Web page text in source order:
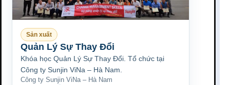
Sản xuất
Quản Lý Sự Thay Đổi
Khóa học Quản Lý Sự Thay Đổi. Tổ chức tại
Công ty Sunjin ViNa – Hà Nam.
Công ty Sunjin ViNa – Hà Nam